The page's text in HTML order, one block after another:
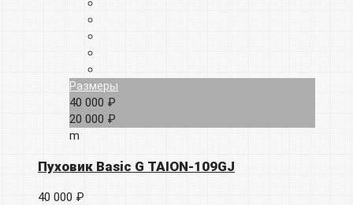
Размеры
40 000 ₽
20 000 ₽
m
Пуховик Basic G TAION-109GJ
40 000 ₽